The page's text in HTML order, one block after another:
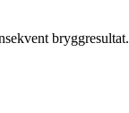
bryggresultat.